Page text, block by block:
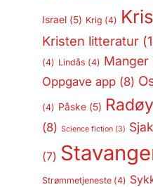
Israel(5) Krig (4)
Kristen litteratur
(4) Lindås (4) Manger
Oppgave app(8)
(4) Påske(5) Radøy
(8) Science fiction(3)
(7)
Strømmetjeneste(4)